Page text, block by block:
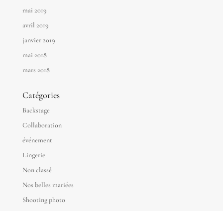
mai 2019
avril 2019
janvier 2019
mai 2018
mars 2018
Catégories
Backstage
Collaboration
événement
Lingerie
Non classé
Nos belles mariées
Shooting photo